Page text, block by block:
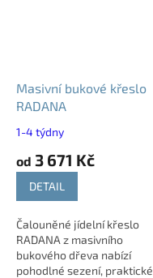
Masivní bukové křeslo
RADANA
1-4 týdny
od 3 671 Kč
DETAIL
Čalouněné jídelní křeslo
RADANA z masivního
bukového dřeva nabízí
pohodlné sezení, praktické